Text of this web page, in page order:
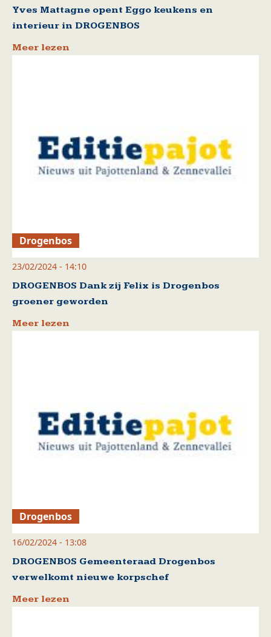
Yves Mattagne opent Eggo keukens en
interieur in DROGENBOS
Meer lezen
Drogenbos
23/02/2024 - 14:10
DROGENBOS Dank zij Felix is Drogenbos
groener geworden
Meer lezen
Drogenbos
16/02/2024 - 13:08
DROGENBOS Gemeenteraad Drogenbos
verwelkomt nieuwe korpschef
Meer lezen